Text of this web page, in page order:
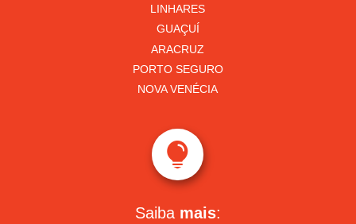
LINHARES
GUAÇUÍ
ARACRUZ
PORTO SEGURO
NOVA VENÉCIA

Saiba mais: